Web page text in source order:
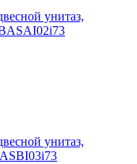
унитаз,
унитаз,